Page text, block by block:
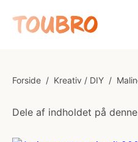
Forside / Kreativ / DIY /
Dele af indholdet på